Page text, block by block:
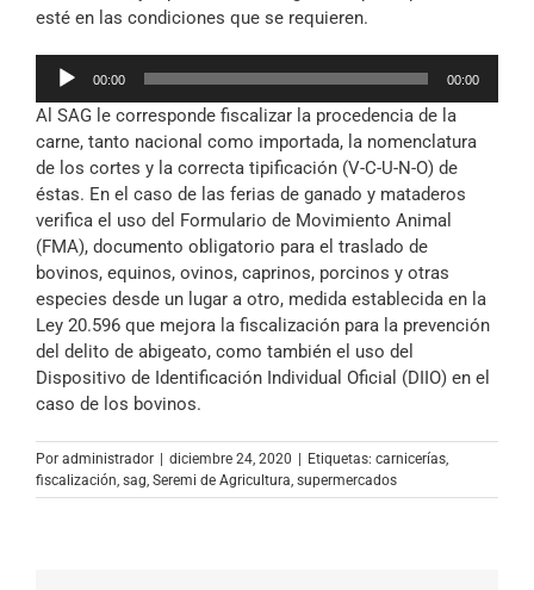
esté en las condiciones que se requieren.
Reproductor
audio
00:00 00:00
Al SAG le corresponde fiscalizar la procedencia de la
carne, tanto nacional como importada, la nomenclatura
de los cortes y la correcta tipificación (V-C-U-N-O) de
éstas. En el caso de las ferias de ganado y mataderos
verifica el uso del Formulario de Movimiento Animal
(FMA), documento obligatorio para el traslado de
bovinos, equinos, ovinos, caprinos, porcinos y otras
especies desde un lugar a otro, medida establecida en la
Ley 20.596 que mejora la fiscalización para la prevención
del delito de abigeato, como también el uso del
Dispositivo de Identificación Individual Oficial (DIIO) en el
caso de los bovinos.
Por administrador diciembre 24, 2020 Etiquetas: carnicerías,
fiscalización, sag, Seremi de Agricultura, supermercados